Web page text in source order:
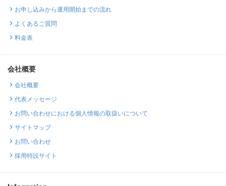
お申し込みから運用開始までの流れ
よくあるご質問
料金表
会社概要
会社概要
代表メッセージ
お問い合わせにおける個人情報の取扱いについて
サイトマップ
お問い合わせ
採用特設サイト